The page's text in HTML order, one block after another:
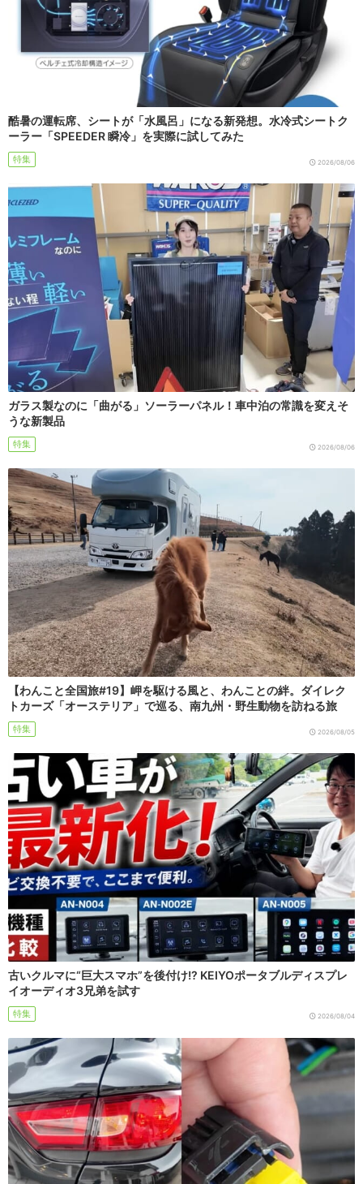
酷暑の運転席、シートが「水風呂」になる新発想。水冷式シートク
ーラー「SPEEDER 瞬冷」を実際に試してみた
特集 2026/08/06
ガラス製なのに「曲がる」ソーラーパネル！車中泊の常識を変えそ
うな新製品
特集 2026/08/06
【わんこと全国旅#19】岬を駆ける風と、わんことの絆。ダイレク
トカーズ「オーステリア」で巡る、南九州・野生動物を訪ねる旅
特集 2026/08/05
古いクルマに“巨大スマホ”を後付け!? KEIYOポータブルディスプレ
イオーディオ3兄弟を試す
特集 2026/08/04